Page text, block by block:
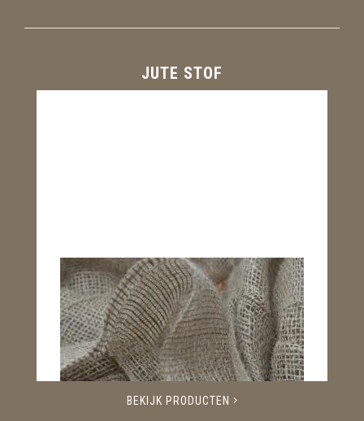
JUTE STOF
BEKIJK PRODUCTEN